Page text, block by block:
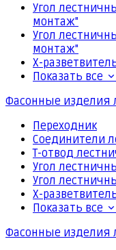
Угол
монтаж"
Угол
монтаж"
Х-
Показать все
Фасонные изделия
Переходник
Соединители
Т-отвод
Угол
Угол
Х-
Показать все
Фасонные изделия